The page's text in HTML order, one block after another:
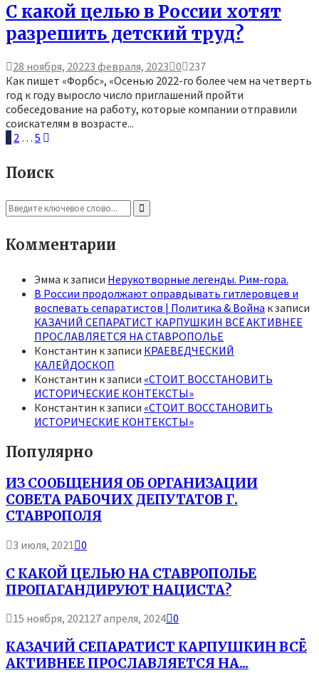
С какой целью в России хотят
разрешить детский труд?
28 ноября, 20223 февраля, 2023 0 237
Как пишет «Форбс», «Осенью 2022-го более чем на четверть
год к году выросло число приглашений пройти
собеседование на работу, которые компании отправили
соискателям в возрасте...
Пагинация
записей
1 2 … 5
Поиск
Search
for:
Search
Комментарии
Эмма к записи Нерукотворные легенды. Рим-гора.
В России продолжают оправдывать гитлеровцев и
воспевать сепаратистов | Политика & Война к записи
КАЗАЧИЙ СЕПАРАТИСТ КАРПУШКИН ВСЁ АКТИВНЕЕ
ПРОСЛАВЛЯЕТСЯ НА СТАВРОПОЛЬЕ
Константин к записи КРАЕВЕДЧЕСКИЙ
КАЛЕЙДОСКОП
Константин к записи «СТОИТ ВОССТАНОВИТЬ
ИСТОРИЧЕСКИЕ КОНТЕКСТЫ»
Константин к записи «СТОИТ ВОССТАНОВИТЬ
ИСТОРИЧЕСКИЕ КОНТЕКСТЫ»
Популярно
ИЗ СООБЩЕНИЯ ОБ ОРГАНИЗАЦИИ
СОВЕТА РАБОЧИХ ДЕПУТАТОВ Г.
СТАВРОПОЛЯ
3 июля, 2021 0
С КАКОЙ ЦЕЛЬЮ НА СТАВРОПОЛЬЕ
ПРОПАГАНДИРУЮТ НАЦИСТА?
15 ноября, 202127 апреля, 2024 0
КАЗАЧИЙ СЕПАРАТИСТ КАРПУШКИН ВСЁ
АКТИВНЕЕ ПРОСЛАВЛЯЕТСЯ НА...